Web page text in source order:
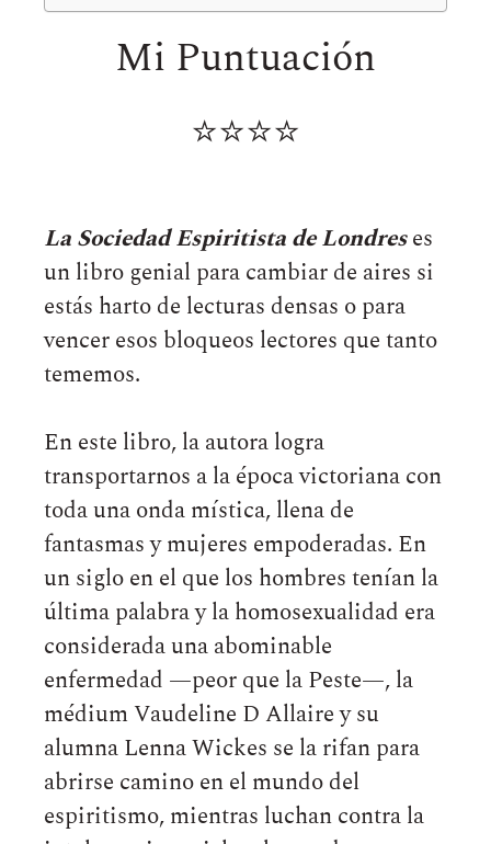
Mi Puntuación
⭐⭐⭐⭐
La Sociedad Espiritista de Londreses
un libro genial para cambiar de aires si
estás harto de lecturas densas o para
vencer esos bloqueos lectores que tanto
tememos.
En este libro, la autora logra
transportarnos a la época victoriana con
toda una onda mística, llena de
fantasmas y mujeres empoderadas. En
un siglo en el que los hombres tenían la
última palabra y la homosexualidad era
considerada una abominable
enfermedad —peor que la Peste—, la
médium Vaudeline D Allaire y su
alumna Lenna Wickes se la rifan para
abrirse camino en el mundo del
espiritismo, mientras luchan contra la